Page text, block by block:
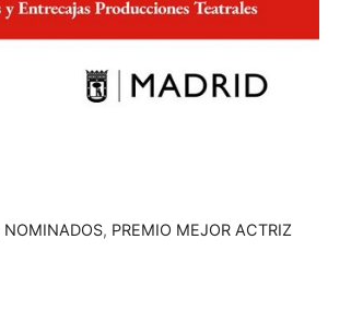
NOMINADOS, PREMIO MEJOR ACTRIZ